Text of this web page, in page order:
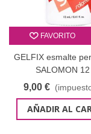
FAVORITO
GELFIX esmalte
SALOMON 12
9,00 €
AÑADIR AL